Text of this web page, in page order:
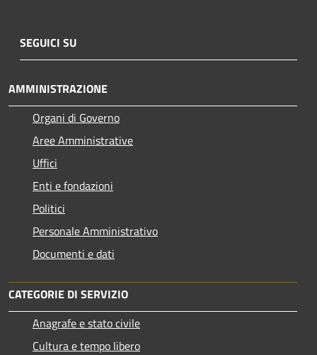
SEGUICI SU
AMMINISTRAZIONE
Organi di Governo
Aree Amministrative
Uffici
Enti e fondazioni
Politici
Personale Amministrativo
Documenti e dati
CATEGORIE DI SERVIZIO
Anagrafe e stato civile
Cultura e tempo libero